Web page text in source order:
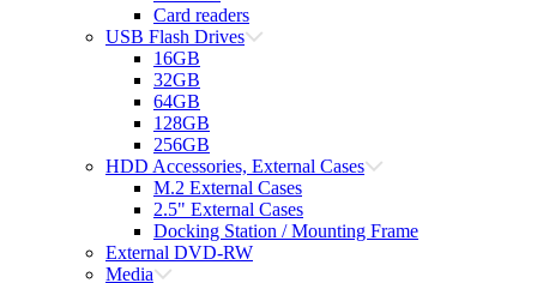
Card readers
USB Flash Drives
16GB
32GB
64GB
128GB
256GB
HDD Accessories, External Cases
M.2 External Cases
2.5" External Cases
Docking Station / Mounting Frame
External DVD-RW
Media